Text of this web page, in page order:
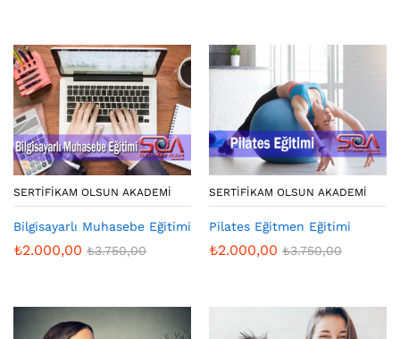
SERTIFIKAM OLSUN AKADEMI
Bilgisayarlı Muhasebe Eğitimi
₺2.000,00 ₺3.750,00
SERTIFIKAM OLSUN AKADEMI
Pilates Eğitmen Eğitimi
₺2.000,00 ₺3.750,00